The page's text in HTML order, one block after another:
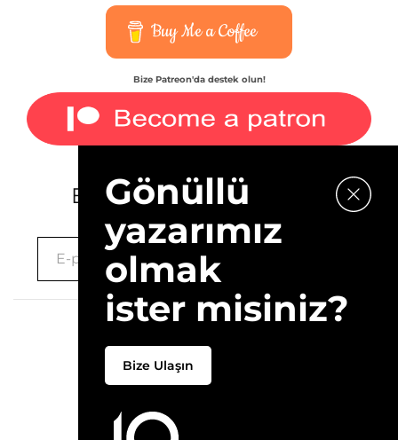
Buy Me a Coffee
Bize Patreon'da destek olun!
E-bültenimize kaydolun.
Hakkımızda
Gönüllü
yazarımız
olmak
ister misiniz?
Bize Ulaşın